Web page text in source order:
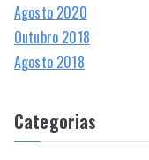
Agosto 2020
Outubro 2018
Agosto 2018
Categorias